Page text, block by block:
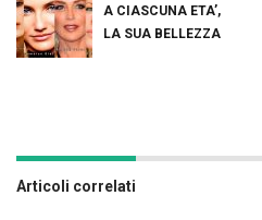
A CIASCUNA ETA’,
LA SUA BELLEZZA
Articoli correlati